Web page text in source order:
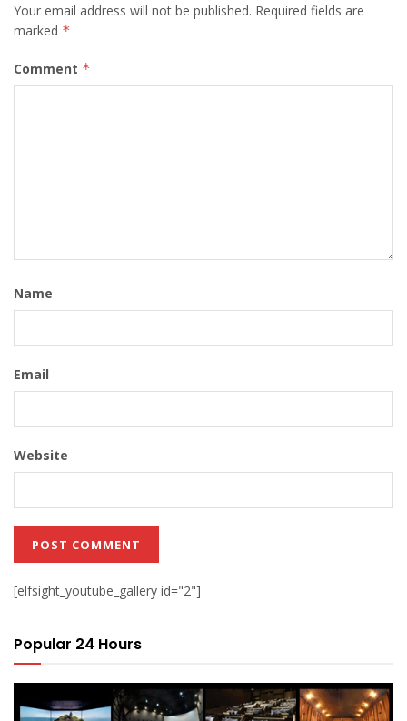
Your email address will not be published. Required fields are
marked *
Comment *
Name
Email
Website
[elfsight_youtube_gallery id="2"]
Popular 24 Hours